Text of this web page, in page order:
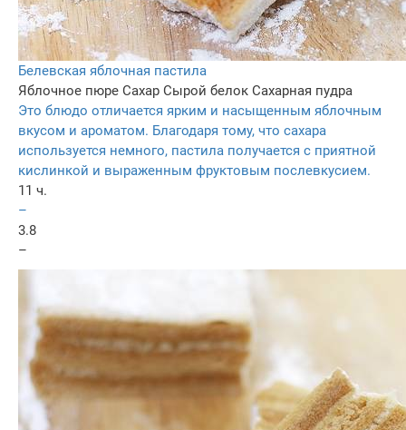
Белевская яблочная пастила
Яблочное пюре Сахар Сырой белок Сахарная пудра
Это блюдо отличается ярким и насыщенным яблочным
вкусом и ароматом. Благодаря тому, что сахара
используется немного, пастила получается с приятной
кислинкой и выраженным фруктовым послевкусием.
11 ч.
–
3.8
–